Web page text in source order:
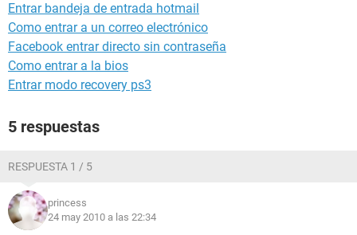
Entrar bandeja de entrada hotmail
Como entrar a un correo electrónico
Facebook entrar directo sin contraseña
Como entrar a la bios
Entrar modo recovery ps3
5 respuestas
RESPUESTA 1 / 5
princess
24 may 2010 a las 22:34